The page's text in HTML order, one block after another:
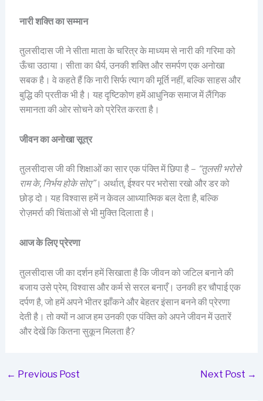
नारी शक्ति का सम्मान
तुलसीदास जी ने सीता माता के चरित्र के माध्यम से नारी की गरिमा को
ऊँचा उठाया। सीता का धैर्य, उनकी शक्ति और समर्पण एक अनोखा
सबक है। वे कहते हैं कि नारी सिर्फ त्याग की मूर्ति नहीं, बल्कि साहस और
बुद्धि की प्रतीक भी है। यह दृष्टिकोण हमें आधुनिक समाज में लैंगिक
समानता की ओर सोचने को प्रेरित करता है।
जीवन का अनोखा सूत्र
तुलसीदास जी की शिक्षाओं का सार एक पंक्ति में छिपा है – “तुलसी भरोसे
राम के, निर्भय होके सोए”। अर्थात्, ईश्वर पर भरोसा रखो और डर को
छोड़ दो। यह विश्वास हमें न केवल आध्यात्मिक बल देता है, बल्कि
रोज़मर्रा की चिंताओं से भी मुक्ति दिलाता है।
आज के लिए प्रेरणा
तुलसीदास जी का दर्शन हमें सिखाता है कि जीवन को जटिल बनाने की
बजाय उसे प्रेम, विश्वास और कर्म से सरल बनाएँ। उनकी हर चौपाई एक
दर्पण है, जो हमें अपने भीतर झाँकने और बेहतर इंसान बनने की प्रेरणा
देती है। तो क्यों न आज हम उनकी एक पंक्ति को अपने जीवन में उतारें
और देखें कि कितना सुकून मिलता है?
← Previous Post Next Post →